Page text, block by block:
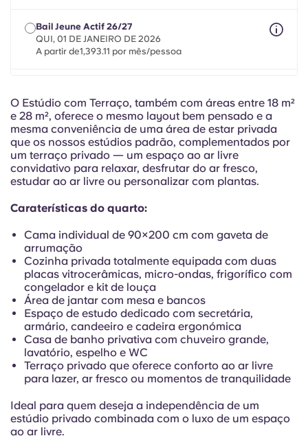
Portuguese
Bail Jeune Actif 26/27
QUI, 01 DE JANEIRO DE 2026
A partir de1,393.11 por mês/pessoa
máximo de 8 meses entre 1 de maio de 2026 e 31 de
julho de 2027
A partir de1,393.11 por mês/pessoa
O Estúdio com Terraço, também com áreas entre 18 m²
e 28 m², oferece o mesmo layout bem pensado e a
mesma conveniência de uma área de estar privada
que os nossos estúdios padrão, complementados por
um terraço privado — um espaço ao ar livre
convidativo para relaxar, desfrutar do ar fresco,
estudar ao ar livre ou personalizar com plantas.
Caraterísticas do quarto:
Cama individual de 90×200 cm com gaveta de
arrumação
Cozinha privada totalmente equipada com duas
placas vitrocerâmicas, micro-ondas, frigorífico com
congelador e kit de louça
Área de jantar com mesa e bancos
Espaço de estudo dedicado com secretária,
armário, candeeiro e cadeira ergonómica
Casa de banho privativa com chuveiro grande,
lavatório, espelho e WC
Terraço privado que oferece conforto ao ar livre
para lazer, ar fresco ou momentos de tranquilidade
Ideal para quem deseja a independência de um
estúdio privado combinada com o luxo de um espaço
ao ar livre.